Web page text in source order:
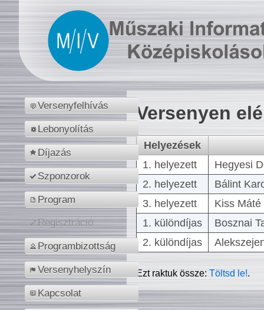
Versenyfelhívás
Lebonyolítás
Díjazás
Szponzorok
Program
Regisztráció
Programbizottság
Versenyhelyszín
Kapcsolat
Versenyen
Helyezések
1. helyezett
Hegyesi
2. helyezett
Bálint
3. helyezett
Kiss
1. különdíjas
Bosznai
2. különdíjas
Ezt raktuk össze:Töltsd le!.